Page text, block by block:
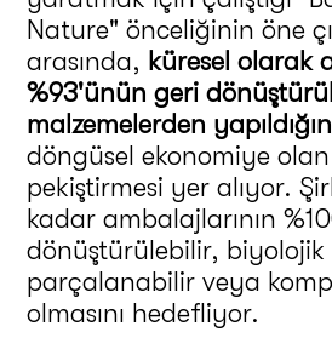
Nature" önceliğinin öne
arasında, küresel olarak
%93'ünün geri
malzemelerden
döngüsel ekonomiye olan
pekiştirmesi yer alıyor.
kadar ambalajlarının
dönüştürülebilir, biyolojik
parçalanabilir veya
olmasını hedefliyor.